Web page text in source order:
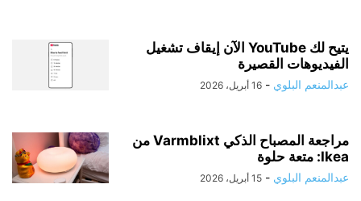
يتيح لك YouTube الآن إيقاف تشغيل
الفيديوهات القصيرة
عبدالمنعم البلوي - 16 أبريل، 2026
مراجعة المصباح الذكي Varmblixt من
Ikea: متعة حلوة
عبدالمنعم البلوي - 15 أبريل، 2026